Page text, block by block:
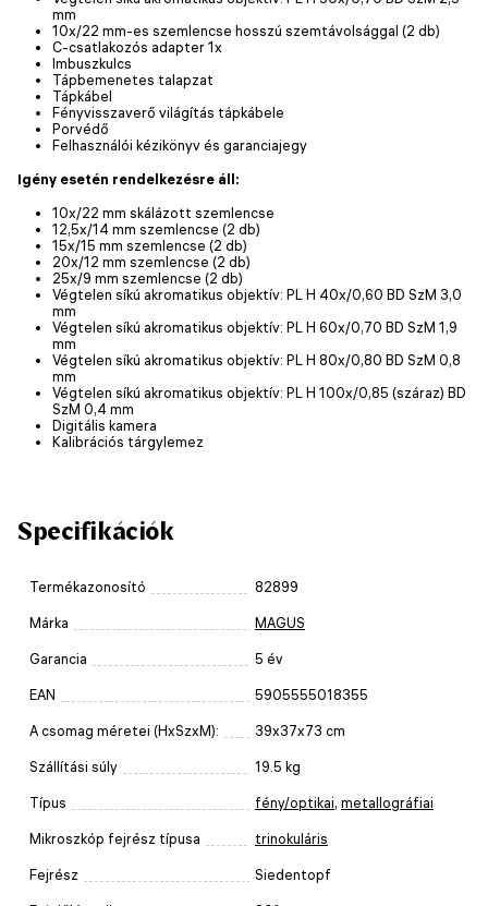
mm
10x/22 mm-es szemlencse hosszú szemtávolsággal (2 db)
C-csatlakozós adapter 1x
Imbuszkulcs
Tápbemenetes talapzat
Tápkábel
Fényvisszaverő világítás tápkábele
Porvédő
Felhasználói kézikönyv és garanciajegy
Igény esetén rendelkezésre áll:
10x/22 mm skálázott szemlencse
12,5x/14 mm szemlencse (2 db)
15x/15 mm szemlencse (2 db)
20x/12 mm szemlencse (2 db)
25x/9 mm szemlencse (2 db)
Végtelen síkú akromatikus objektív: PL H 40x/0,60 BD SzM 3,0
mm
Végtelen síkú akromatikus objektív: PL H 60x/0,70 BD SzM 1,9
mm
Végtelen síkú akromatikus objektív: PL H 80x/0,80 BD SzM 0,8
mm
Végtelen síkú akromatikus objektív: PL H 100x/0,85 (száraz) BD
SzM 0,4 mm
Digitális kamera
Kalibrációs tárgylemez
Specifikációk
Termékazonosító 82899
Márka MAGUS
Garancia 5 év
EAN 5905555018355
A csomag méretei (HxSzxM): 39x37x73 cm
Szállítási súly 19.5 kg
Típus fény/optikai, metallográfiai
Mikroszkóp fejrész típusa trinokuláris
Fejrész Siedentopf